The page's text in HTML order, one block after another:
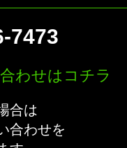
7473
わせはコチラ
合は
合わせを